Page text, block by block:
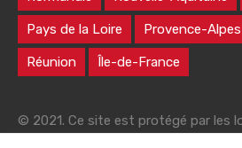
Pays de la Loire Provence-
Réunion Île-de-France
© 2021. Ce site est protégé par les